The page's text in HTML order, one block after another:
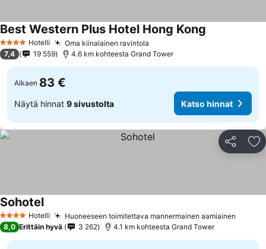
4 Tähtiluokitus
Hotelli Oma kiinalainen ravintola
Best Western Plus Hotel Hong Kong
7,4 19 559 4.6 km kohteesta Grand Tower
Alkaen 83 €
Näytä hinnat 9 sivustolta Katso hinnat
Jaa
4 Tähtiluokitus
Hotelli Huoneeseen toimitettava mannermainen aamiainen
Sohotel
8,0 Erittäin hyvä 3 262 4.1 km kohteesta Grand Tower